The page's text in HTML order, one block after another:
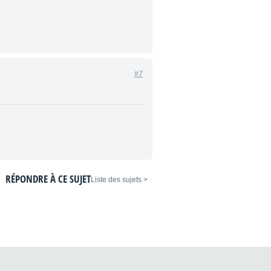
#7
< Liste des sujets
RÉPONDRE À CE SUJET